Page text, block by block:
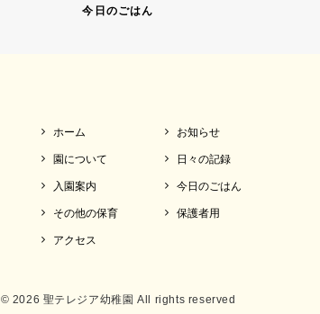
今日のごはん
ホーム
園について
入園案内
その他の保育
アクセス
お知らせ
日々の記録
今日のごはん
保護者用
© 2026 聖テレジア幼稚園 All rights reserved